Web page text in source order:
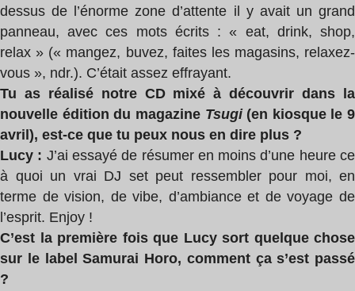
dessus de l’énorme zone d’attente il y avait un grand
panneau, avec ces mots écrits : « eat, drink, shop,
relax » (« mangez, buvez, faites les magasins, relaxez-
vous », ndr.). C’était assez effrayant.
Tu as réalisé notre CD mixé à découvrir dans la
nouvelle édition du magazine Tsugi(en kiosque le 9
avril), est-ce que tu peux nous en dire plus ?
Lucy : J’ai essayé de résumer en moins d’une heure ce
à quoi un vrai DJ set peut ressembler pour moi, en
terme de vision, de vibe, d’ambiance et de voyage de
l’esprit. Enjoy !
C’est la première fois que Lucy sort quelque chose
sur le label Samurai Horo, comment ça s’est passé
?